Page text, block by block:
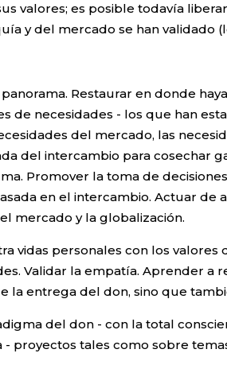
valores; es posible todavía
y del mercado se han validado
Restaurar en donde
de necesidades - los que han
del mercado, las
del intercambio para cosechar
Promover la toma de
en el intercambio. Actuar
mercado y la globalización.
vidas personales con los
Validar la empatía. Aprender a
la entrega del don, sino que
del don - con la total
proyectos tales como sobre